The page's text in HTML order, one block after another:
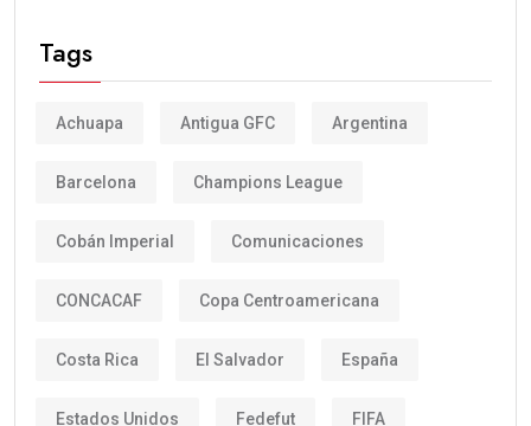
Tags
Achuapa Antigua GFC Argentina
Barcelona Champions League
Cobán Imperial Comunicaciones
CONCACAF Copa Centroamericana
Costa Rica El Salvador España
Estados Unidos Fedefut FIFA